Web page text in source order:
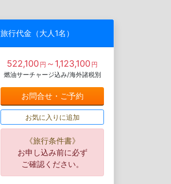
旅行代金（大人1名）
522,100円 ～1,123,100円
燃油サーチャージ込み/海外諸税別
お問合せ・ご予約
お気に入りに追加
《旅行条件書》
お申し込み前に必ず
ご確認ください。